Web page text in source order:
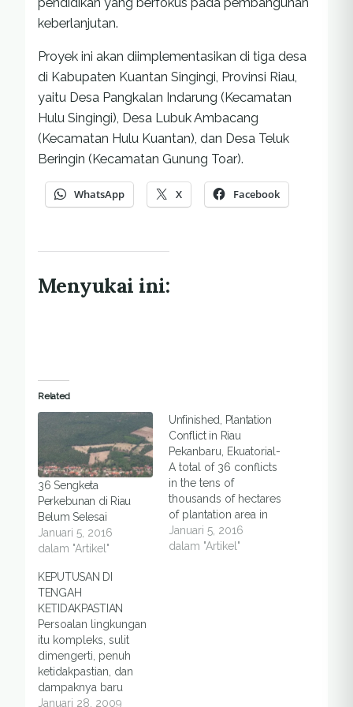
keberlanjutan.
Proyek ini akan diimplementasikan di tiga desa
di Kabupaten Kuantan Singingi, Provinsi Riau,
yaitu Desa Pangkalan Indarung (Kecamatan
Hulu Singingi), Desa Lubuk Ambacang
(Kecamatan Hulu Kuantan), dan Desa Teluk
Beringin (Kecamatan Gunung Toar).
WhatsApp X Facebook
Menyukai ini:
Related
36 Sengketa
Perkebunan di Riau
Belum Selesai
Januari 5, 2016
dalam "Artikel"
Unfinished, Plantation
Conflict in Riau
Pekanbaru, Ekuatorial-
A total of 36 conflicts
in the tens of
thousands of hectares
of plantation area in
Riau province still
unfinished. According
Januari 5, 2016
dalam "Artikel"
KEPUTUSAN DI
TENGAH
KETIDAKPASTIAN
Persoalan lingkungan
itu kompleks, sulit
dimengerti, penuh
ketidakpastian, dan
dampaknya baru
terbukti atau dirasakan
Januari 28, 2009